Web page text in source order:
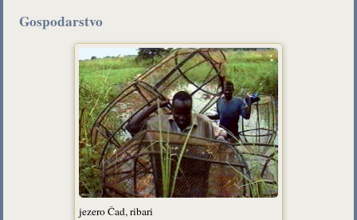
Gospodarstvo
jezero Čad, ribari